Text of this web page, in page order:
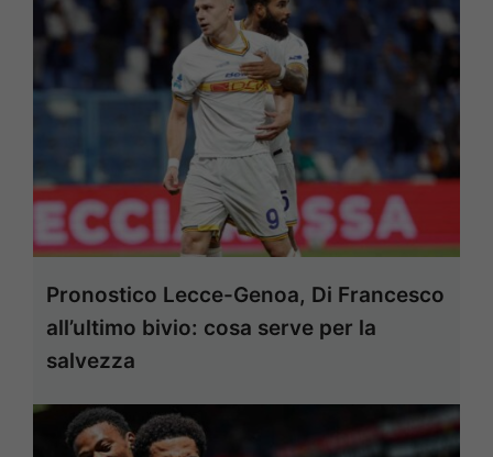
Pronostico Lecce-Genoa, Di Francesco
all’ultimo bivio: cosa serve per la
salvezza